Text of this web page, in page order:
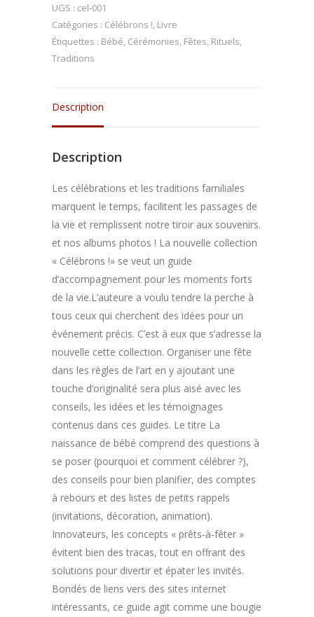
!
La
naissance
de
UGS : cel-001
Catégories : Célébrons !, Livre
Étiquettes : Bébé, Cérémonies, Fêtes, Rituels,
Traditions
Description
Description
Les célébrations et les traditions familiales
marquent le temps, facilitent les passages de
la vie et remplissent notre tiroir aux souvenirs.
et nos albums photos ! La nouvelle collection
« Célébrons !» se veut un guide
d’accompagnement pour les moments forts
de la vie.L’auteure a voulu tendre la perche à
tous ceux qui cherchent des idées pour un
événement précis. C’est à eux que s’adresse la
nouvelle cette collection. Organiser une fête
dans les règles de l’art en y ajoutant une
touche d’originalité sera plus aisé avec les
conseils, les idées et les témoignages
contenus dans ces guides. Le titre La
naissance de bébé comprend des questions à
se poser (pourquoi et comment célébrer ?),
des conseils pour bien planifier, des comptes
à rebours et des listes de petits rappels
(invitations, décoration, animation).
Innovateurs, les concepts « prêts-à-fêter »
évitent bien des tracas, tout en offrant des
solutions pour divertir et épater les invités.
Bondés de liens vers des sites internet
intéressants, ce guide agit comme une bougie